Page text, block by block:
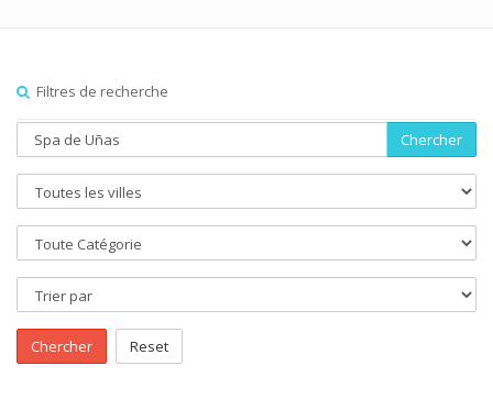
Filtres de recherche
Chercher
Chercher Reset